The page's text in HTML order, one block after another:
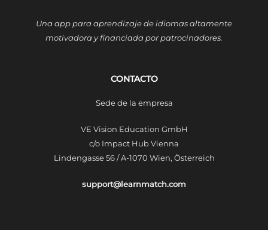
Una app para aprendizaje de idiomas altamente
motivadora y financiada por patrocinadores.
CONTACTO
Sede de la empresa
VE Vision Education GmbH
c/o Impact Hub Vienna
Lindengasse 56 / A-1070 Wien, Österreich
support@learnmatch.com